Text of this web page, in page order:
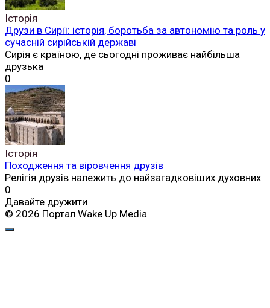
Історія
Друзи в Сирії: історія, боротьба за автономію та роль у
сучасній сирійській державі
Сирія є країною, де сьогодні проживає найбільша
друзька
0
Історія
Походження та віровчення друзів
Релігія друзів належить до найзагадковіших духовних
0
Давайте дружити
© 2026 Портал Wake Up Media